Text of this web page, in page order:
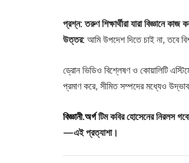
প্রশ্ন: তরুণ শিক্ষার্থীরা যারা বিজ্ঞানে
উত্তর: আমি উপদেশ দিতে চাই না, তবে
ড্রোন ভিডিও বিশ্লেষণ ও কোয়ালিটি
প্রমাণ করে, সীমিত সম্পদের মধ্যেও
বিজ্ঞানী.অর্গটিম কবির হোসেনের নিরলস
—এই প্রত্যাশা।